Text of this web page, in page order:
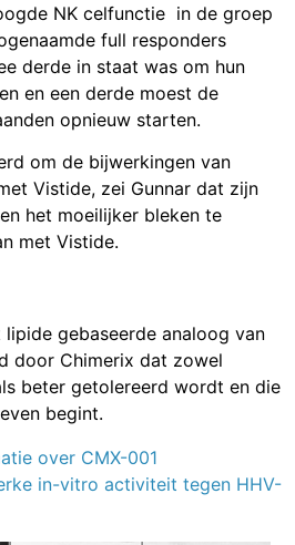
NK celfunctie in de groep
full responders
derde in staat was om hun
en een derde moest de
opnieuw starten.
om de bijwerkingen van
Vistide, zei Gunnar dat zijn
het moeilijker bleken te
met Vistide.
lipide gebaseerde analoog van
door Chimerix dat zowel
beter getolereerd wordt en die
begint.
over CMX-001
in-vitro activiteit tegen HHV-